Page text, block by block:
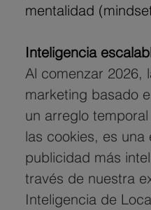
mentalidad
Inteligencia
Al comenzar 2026,
marketing basado
un arreglo
las cookies, es una
publicidad más
través de nuestra
Inteligencia de